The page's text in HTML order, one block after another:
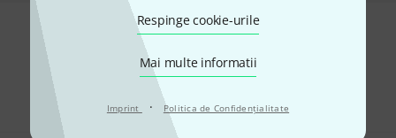
Respinge cookie-urile
Mai multe informatii
Imprint · Politica de Confidenţialitate
Îți place ceea ce vezi?
Share Ajutor și feedback